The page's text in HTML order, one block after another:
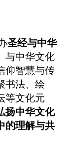
圣经与中华
与中华文化
仰智慧与传
书法、绘
等文化元
扬中华文化
的理解与共